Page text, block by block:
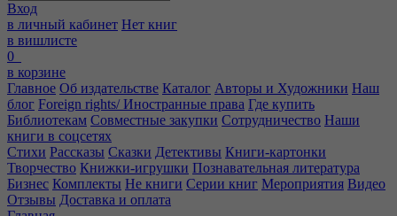
Вход
в личный кабинет Нет книг
в вишлисте
0
в корзине
Главное Об издательстве Каталог Авторы и Художники Наш
блог Foreign rights/ Иностранные права Где купить
Библиотекам Совместные закупки Сотрудничество Наши
книги в соцсетях
Стихи Рассказы Сказки Детективы Книги-картонки
Творчество Книжки-игрушки Познавательная литература
Бизнес Комплекты Не книги Серии книг Мероприятия Видео
Отзывы Доставка и оплата